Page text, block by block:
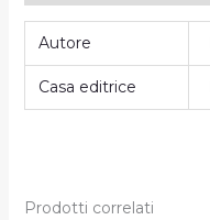
Autore
Casa editrice
Prodotti correlati